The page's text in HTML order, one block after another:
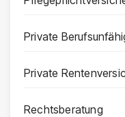
Private
Private
Rechtsberatung